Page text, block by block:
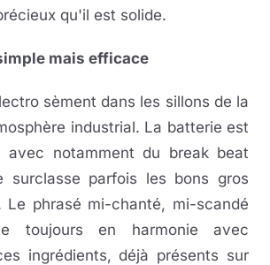
qu'il est solide.
mais efficace
sèment dans les sillons de la
industrial. La batterie est
avec notamment du break beat
surclasse parfois les bons gros
Le phrasé mi-chanté, mi-scandé
toujours en harmonie avec
ingrédients, déjà présents sur